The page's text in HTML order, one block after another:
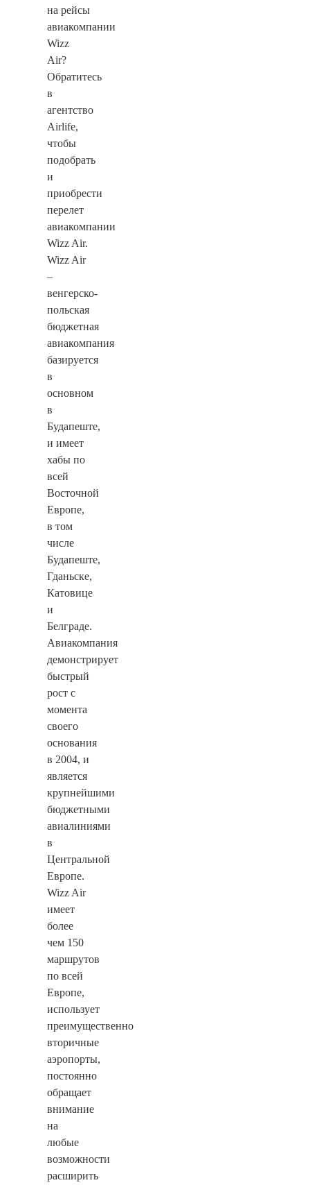
на рейсы
авиакомпании
Wizz
Air?
Обратитесь
в
агентство
Airlife,
чтобы
подобрать
и
приобрести
перелет
авиакомпании
Wizz Air.
Wizz Air
–
венгерско-
польская
бюджетная
авиакомпания
базируется
в
основном
в
Будапеште,
и имеет
хабы по
всей
Восточной
Европе,
в том
числе
Будапеште,
Гданьске,
Катовице
и
Белграде.
Авиакомпания
демонстрирует
быстрый
рост с
момента
своего
основания
в 2004, и
является
крупнейшими
бюджетными
авиалиниями
в
Центральной
Европе.
Wizz Air
имеет
более
чем 150
маршрутов
по всей
Европе,
использует
преимущественно
вторичные
аэропорты,
постоянно
обращает
внимание
на
любые
возможности
расширить